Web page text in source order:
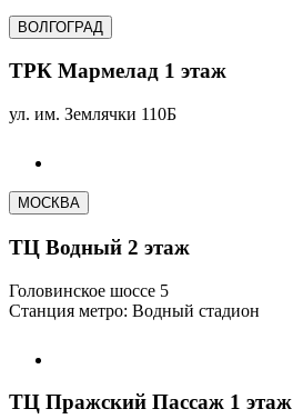
ВОЛГОГРАД
ТРК Мармелад 1 этаж
ул. им. Землячки 110Б
МОСКВА
ТЦ Водный 2 этаж
Головинское шоссе 5
Станция метро: Водный стадион
ТЦ Пражский Пассаж 1 этаж